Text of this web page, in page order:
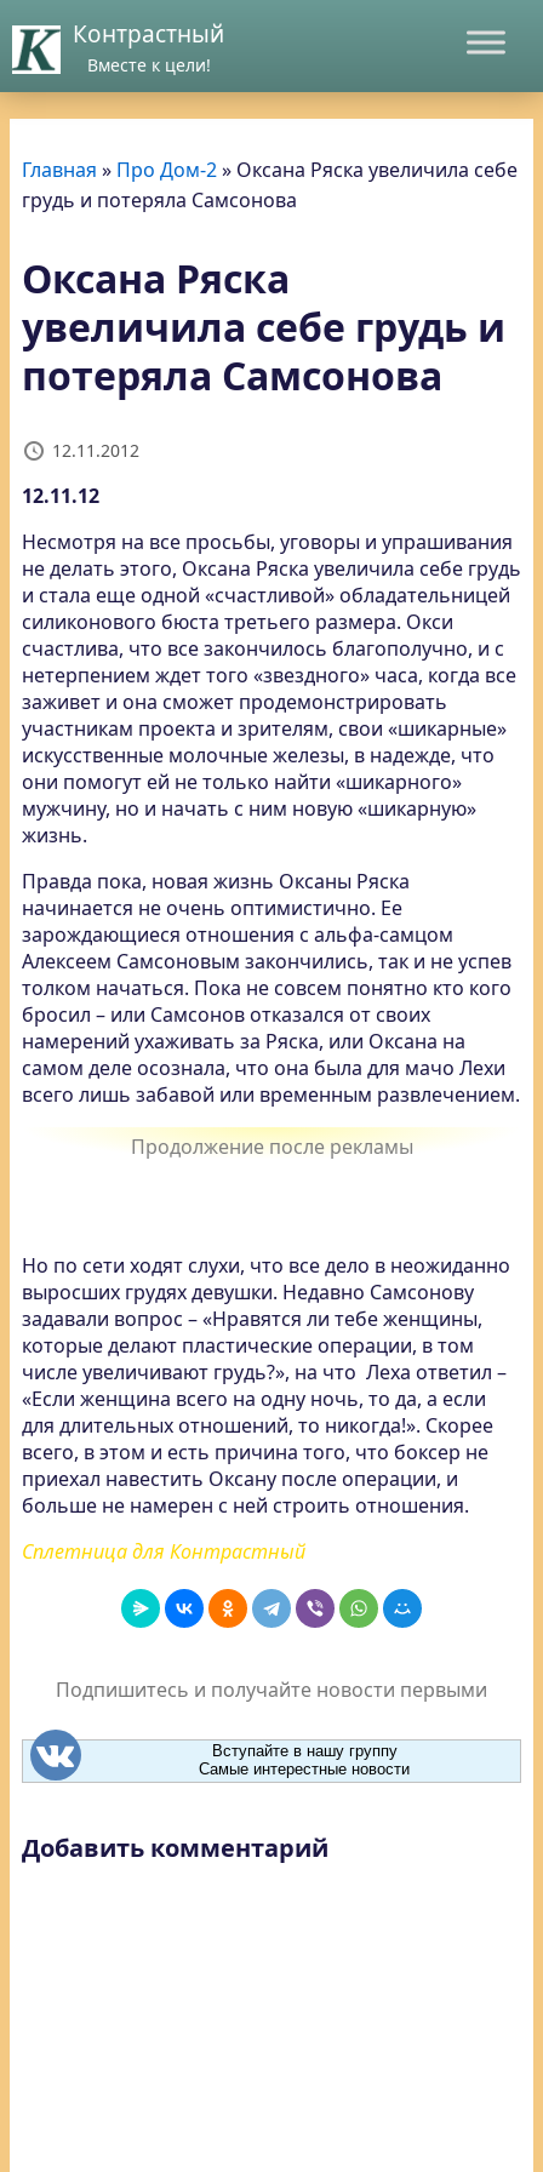
Контрастный
Вместе к цели!
Главная » Про Дом-2» Оксана Ряска увеличила себе
грудь и потеряла Самсонова
Оксана Ряска
увеличила себе грудь и
потеряла Самсонова
12.11.2012
12.11.12
Несмотря на все просьбы, уговоры и упрашивания
не делать этого, Оксана Ряска увеличила себе грудь
и стала еще одной «счастливой» обладательницей
силиконового бюста третьего размера. Окси
счастлива, что все закончилось благополучно, и с
нетерпением ждет того «звездного» часа, когда все
заживет и она сможет продемонстрировать
участникам проекта и зрителям, свои «шикарные»
искусственные молочные железы, в надежде, что
они помогут ей не только найти «шикарного»
мужчину, но и начать с ним новую «шикарную»
жизнь.
Правда пока, новая жизнь Оксаны Ряска
начинается не очень оптимистично. Ее
зарождающиеся отношения с альфа-самцом
Алексеем Самсоновым закончились, так и не успев
толком начаться. Пока не совсем понятно кто кого
бросил – или Самсонов отказался от своих
намерений ухаживать за Ряска, или Оксана на
самом деле осознала, что она была для мачо Лехи
всего лишь забавой или временным развлечением.
Но по сети ходят слухи, что все дело в неожиданно
выросших грудях девушки. Недавно Самсонову
задавали вопрос – «Нравятся ли тебе женщины,
которые делают пластические операции, в том
числе увеличивают грудь?», на что Леха ответил –
«Если женщина всего на одну ночь, то да, а если
для длительных отношений, то никогда!». Скорее
всего, в этом и есть причина того, что боксер не
приехал навестить Оксану после операции, и
больше не намерен с ней строить отношения.
Сплетница для Контрастный
Подпишитесь и получайте новости первыми
Вступайте в нашу группу
Самые интерестные новости
Добавить комментарий